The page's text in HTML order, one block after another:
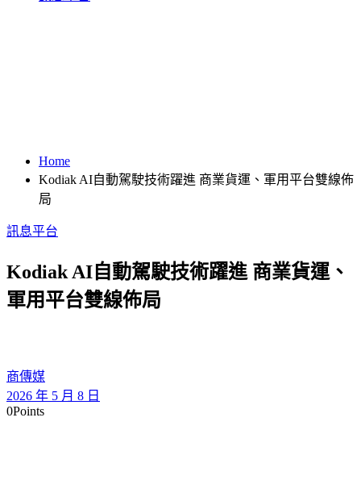
Home
Kodiak AI自動駕駛技術躍進 商業貨運、軍用平台雙線佈
局
訊息平台
Kodiak AI自動駕駛技術躍進 商業貨運、
軍用平台雙線佈局
商傳媒
2026 年 5 月 8 日
0Points